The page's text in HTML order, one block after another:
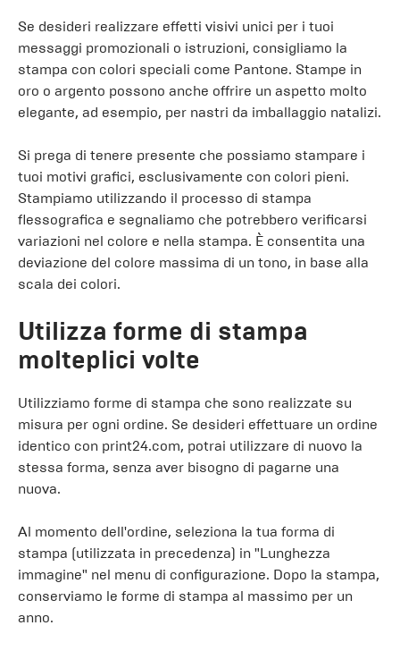
Se desideri realizzare effetti visivi unici per i tuoi
messaggi promozionali o istruzioni, consigliamo la
stampa con colori speciali come Pantone. Stampe in
oro o argento possono anche offrire un aspetto molto
elegante, ad esempio, per nastri da imballaggio natalizi.
Si prega di tenere presente che possiamo stampare i
tuoi motivi grafici, esclusivamente con colori pieni.
Stampiamo utilizzando il processo di stampa
flessografica e segnaliamo che potrebbero verificarsi
variazioni nel colore e nella stampa. È consentita una
deviazione del colore massima di un tono, in base alla
scala dei colori.
Utilizza forme di stampa
molteplici volte
Utilizziamo forme di stampa che sono realizzate su
misura per ogni ordine. Se desideri effettuare un ordine
identico con print24.com, potrai utilizzare di nuovo la
stessa forma, senza aver bisogno di pagarne una
nuova.
Al momento dell'ordine, seleziona la tua forma di
stampa (utilizzata in precedenza) in "Lunghezza
immagine" nel menu di configurazione. Dopo la stampa,
conserviamo le forme di stampa al massimo per un
anno.